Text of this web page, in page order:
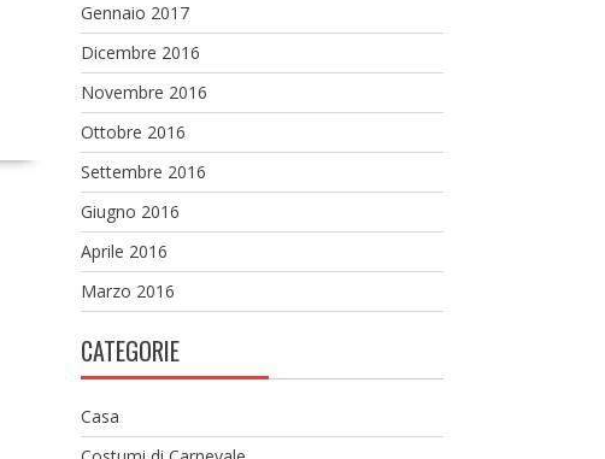
Gennaio 2017
Dicembre 2016
Novembre 2016
Ottobre 2016
Settembre 2016
Giugno 2016
Aprile 2016
Marzo 2016
CATEGORIE
Casa